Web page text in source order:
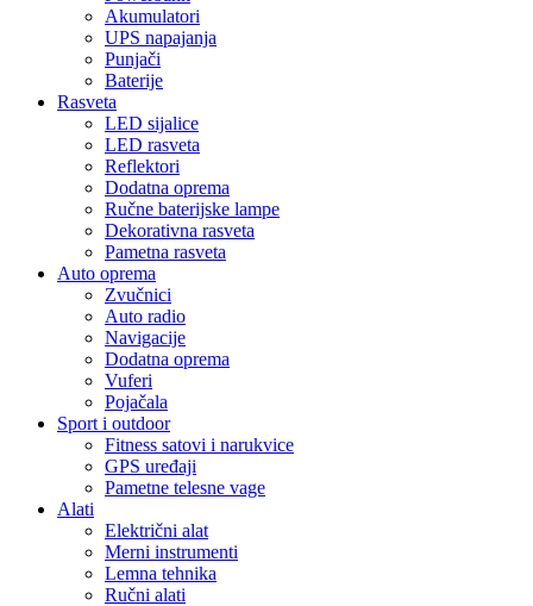
Akumulatori
UPS napajanja
Punjači
Baterije
Rasveta
LED sijalice
LED rasveta
Reflektori
Dodatna oprema
Ručne baterijske lampe
Dekorativna rasveta
Pametna rasveta
Auto oprema
Zvučnici
Auto radio
Navigacije
Dodatna oprema
Vuferi
Pojačala
Sport i outdoor
Fitness satovi i narukvice
GPS uređaji
Pametne telesne vage
Alati
Električni alat
Merni instrumenti
Lemna tehnika
Ručni alati